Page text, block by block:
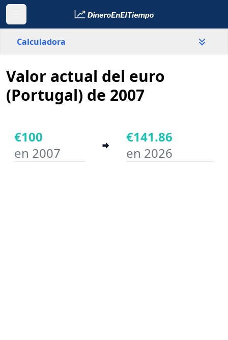
Calculadora
País
Año inicial
Valor actual del euro
(Portugal) de 2007
€100
en 2007
€141.86
en 2026